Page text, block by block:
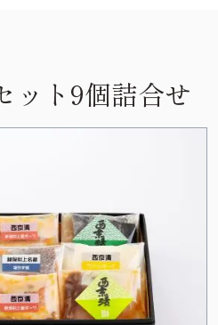
ット9個詰合せ